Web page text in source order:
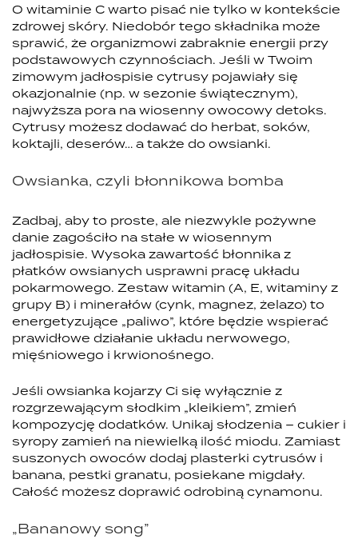
O witaminie C warto pisać nie tylko w kontekście
zdrowej skóry. Niedobór tego składnika może
sprawić, że organizmowi zabraknie energii przy
podstawowych czynnościach. Jeśli w Twoim
zimowym jadłospisie cytrusy pojawiały się
okazjonalnie (np. w sezonie świątecznym),
najwyższa pora na wiosenny owocowy detoks.
Cytrusy możesz dodawać do herbat, soków,
koktajli, deserów… a także do owsianki.
Owsianka, czyli błonnikowa bomba
Zadbaj, aby to proste, ale niezwykle pożywne
danie zagościło na stałe w wiosennym
jadłospisie. Wysoka zawartość błonnika z
płatków owsianych usprawni pracę układu
pokarmowego. Zestaw witamin (A, E, witaminy z
grupy B) i minerałów (cynk, magnez, żelazo) to
energetyzujące „paliwo”, które będzie wspierać
prawidłowe działanie układu nerwowego,
mięśniowego i krwionośnego.
Jeśli owsianka kojarzy Ci się wyłącznie z
rozgrzewającym słodkim „kleikiem”, zmień
kompozycję dodatków. Unikaj słodzenia – cukier i
syropy zamień na niewielką ilość miodu. Zamiast
suszonych owoców dodaj plasterki cytrusów i
banana, pestki granatu, posiekane migdały.
Całość możesz doprawić odrobiną cynamonu.
„Bananowy song”